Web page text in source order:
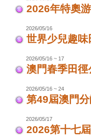
2026年特奧
2026/05/16
世界少兒趣味
2026/05/16 ~ 17
澳門春季田徑
2026/05/16 ~ 24
第49屆澳門
2026/05/17
2026第十七